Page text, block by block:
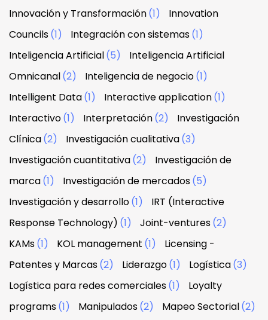
Innovación y Transformación(1)
Innovation
Councils(1) Integración con sistemas(1)
Inteligencia Artificial(5)
Inteligencia Artificial
Omnicanal(2) Inteligencia de negocio(1)
Intelligent Data(1) Interactive application(1)
Interactivo(1) Interpretación(2)
Investigación
Clínica(2) Investigación cualitativa(3)
Investigación cuantitativa(2)
Investigación de
marca(1) Investigación de mercados(5)
Investigación y desarrollo(1)
IRT (Interactive
Response Technology) (1) Joint-ventures(2)
KAMs(1) KOL management (1)
Licensing -
Patentes y Marcas(2) Liderazgo(1) Logística(3)
Logística para redes comerciales(1)
Loyalty
programs(1) Manipulados(2) Mapeo Sectorial(2)